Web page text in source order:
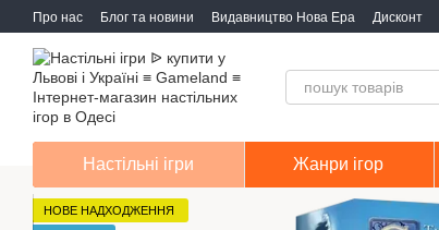
Перейти до основного контенту
Про нас Блог та новини Видавництво Нова Ера Дисконт
Настільні ігри Жанри ігор
НОВЕ НАДХОДЖЕННЯ